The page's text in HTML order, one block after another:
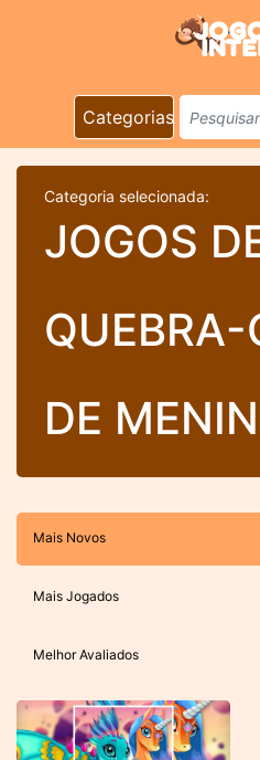
Categorias
Categoria selecionada:
JOGOS
DE
Mais Novos
Mais Jogados
Melhor Avaliados